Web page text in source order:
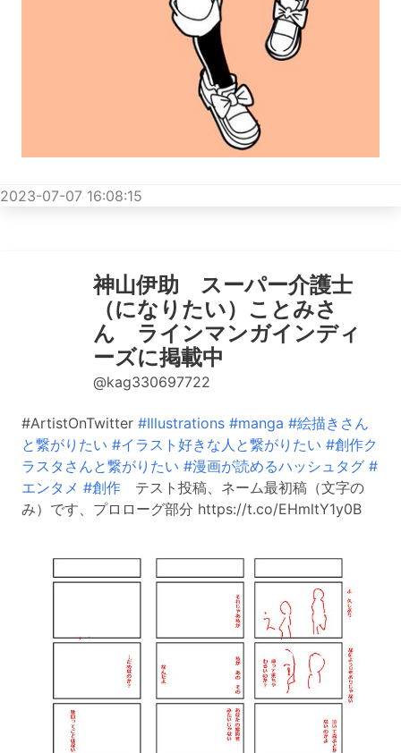
2023-07-07 16:08:15
神山伊助 スーパー介護士
（になりたい）ことみさ
ん ラインマンガインディ
ーズに掲載中
@kag330697722
#ArtistOnTwitter #Illustrations #manga #絵描きさん
と繋がりたい #イラスト好きな人と繋がりたい #創作ク
ラスタさんと繋がりたい #漫画が読めるハッシュタグ #
エンタメ #創作 テスト投稿、ネーム最初稿（文字の
み）です、プロローグ部分 https://t.co/EHmltY1y0B